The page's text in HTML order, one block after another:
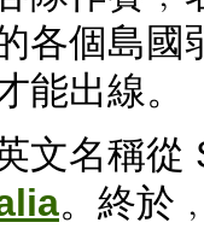
各個島
能出線。
文名稱
。終於